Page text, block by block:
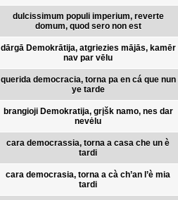
dulcissimum populi imperium, reverte
domum, quod sero non est
dārgā Demokrātija, atgriezies mājās, kamēr
nav par vēlu
querida democracia, torna pa en cá que nun
ye tarde
brangioji Demokratija, grįšk namo, nes dar
nevėlu
cara democrassia, torna a casa che un è
tardi
cara democrasia, torna a cà ch’an l’è mia
tardi